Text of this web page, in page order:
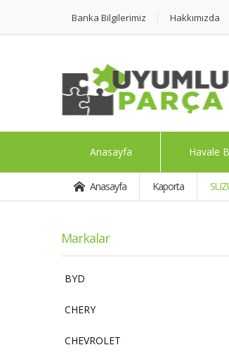
Banka Bilgilerimiz Hakkımızda
Anasayfa Havale
Anasayfa Kaporta
Markalar
BYD
CHERY
CHEVROLET